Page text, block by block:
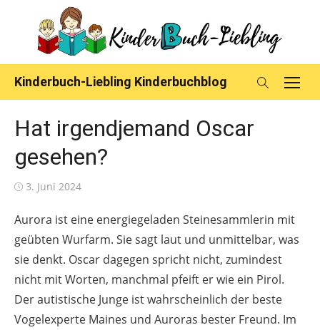
content
Kinderbuch-Liebling Kinderbuchblog
Hat irgendjemand Oscar
gesehen?
Posted
3. Juni 2024
Aurora ist eine energiegeladen Steinesammlerin mit
geübten Wurfarm. Sie sagt laut und unmittelbar, was
sie denkt. Oscar dagegen spricht nicht, zumindest
nicht mit Worten, manchmal pfeift er wie ein Pirol.
Der autistische Junge ist wahrscheinlich der beste
Vogelexperte Maines und Auroras bester Freund. Im